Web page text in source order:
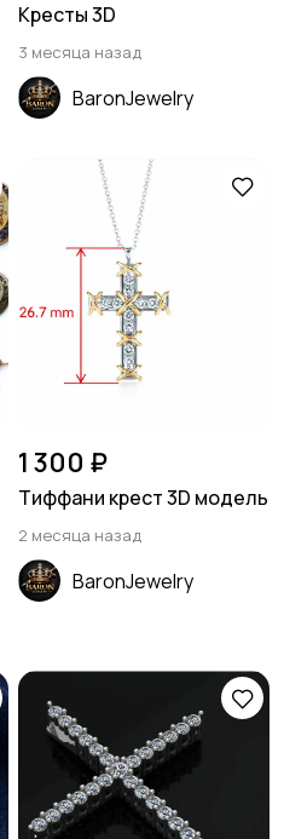
Кресты 3D
3 месяца назад
BaronJewelry
1 300 ₽
Тиффани крест 3D модель
2 месяца назад
BaronJewelry